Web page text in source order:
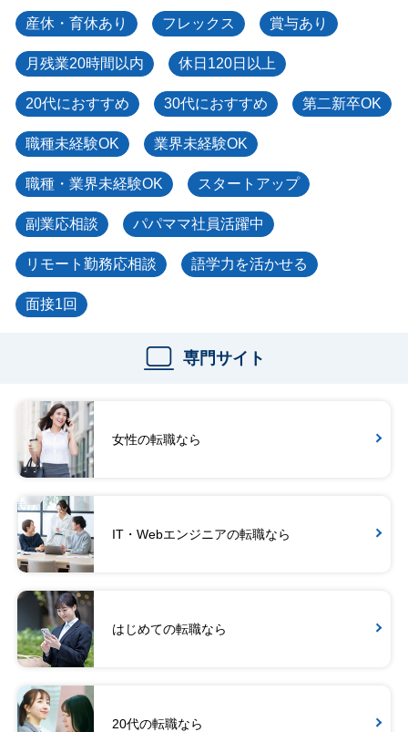
産休・育休あり フレックス 賞与あり
月残業20時間以内 休日120日以上
20代におすすめ 30代におすすめ 第二新卒OK
職種未経験OK 業界未経験OK
職種・業界未経験OK スタートアップ
副業応相談 パパママ社員活躍中
リモート勤務応相談 語学力を活かせる
面接1回
専門サイト
女性の転職なら
IT・Webエンジニアの転職なら
はじめての転職なら
20代の転職なら